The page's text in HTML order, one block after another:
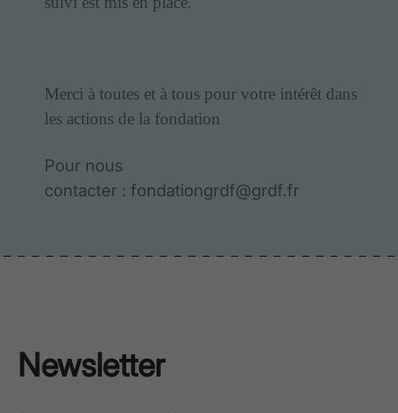
Merci à toutes et à tous pour votre intérêt dans
les actions de la fondation
Pour nous
contacter : fondationgrdf@grdf.fr
Newsletter